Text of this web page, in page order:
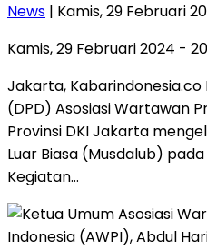
News | Kamis, 29 Februari
Kamis, 29 Februari 2024 -
Jakarta,
(DPD) Asosiasi Wartawan
Provinsi DKI Jakarta
Luar Biasa (Musdalub)
Kegiatan…